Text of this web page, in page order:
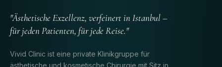
"Ästhetische Exzellenz, verfeinert in Istanbul –
für jeden Patienten, für jede Reise."
Vivid Clinic ist eine private Klinikgruppe für
ästhetische und kosmetische Chirurgie mit Sitz in